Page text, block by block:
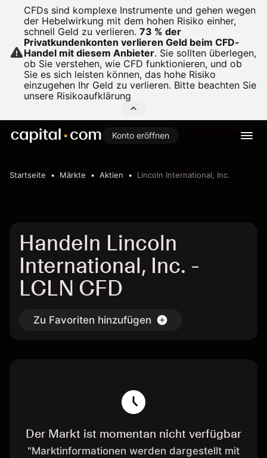
CFDs sind komplexe Instrumente und gehen wegen
der Hebelwirkung mit dem hohen Risiko einher,
schnell Geld zu verlieren. 73 % der
Privatkundenkonten verlieren Geld beim CFD-
Handel mit diesem Anbieter. Sie sollten überlegen,
ob Sie verstehen, wie CFD funktionieren, und ob
Sie es sich leisten können, das hohe Risiko
einzugehen Ihr Geld zu verlieren. Bitte beachten Sie
unsere Risikoaufklärung
Konto eröffnen
Startseite Märkte Aktien Lincoln International, Inc.
Handeln Lincoln
International, Inc. -
LCLN CFD
Zu Favoriten hinzufügen
Der Markt ist momentan nicht verfügbar
"Marktinformationen werden dargestellt mit